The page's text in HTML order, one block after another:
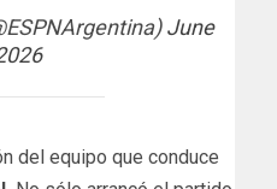
June
del equipo que conduce